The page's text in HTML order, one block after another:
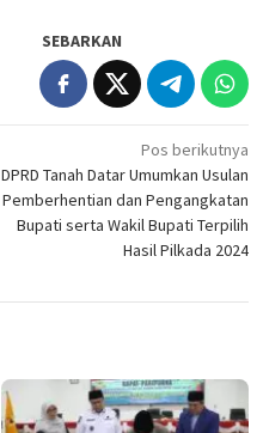
SEBARKAN
Pos berikutnya
DPRD Tanah Datar Umumkan Usulan
Pemberhentian dan Pengangkatan
Bupati serta Wakil Bupati Terpilih
Hasil Pilkada 2024